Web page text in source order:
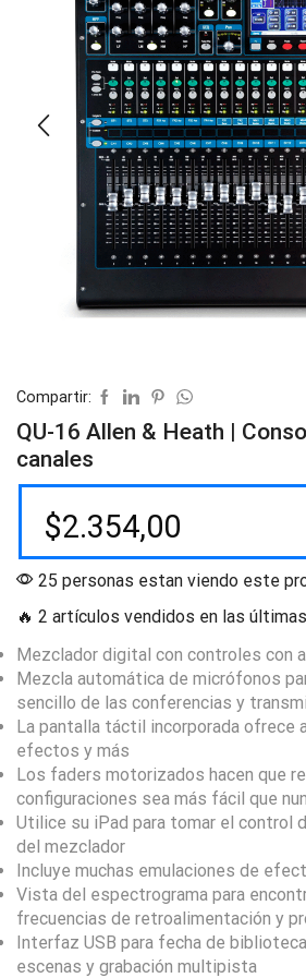
Compartir:
QU-16 Allen & Heath |
canales
$2.354,00
25 personas estan viendo este
🔥 2 artículos vendidos en las
Mezclador digital con controles con
Mezcla automática de micrófonos
sencillo de las conferencias y
La pantalla táctil incorporada ofrece
efectos y más
Los faders motorizados hacen que
configuraciones sea más fácil que
Utilice su iPad para tomar el control
del mezclador
Incluye muchas emulaciones de
Vista del espectrograma para
frecuencias de retroalimentación y
Interfaz USB para fecha de
escenas y grabación multipista